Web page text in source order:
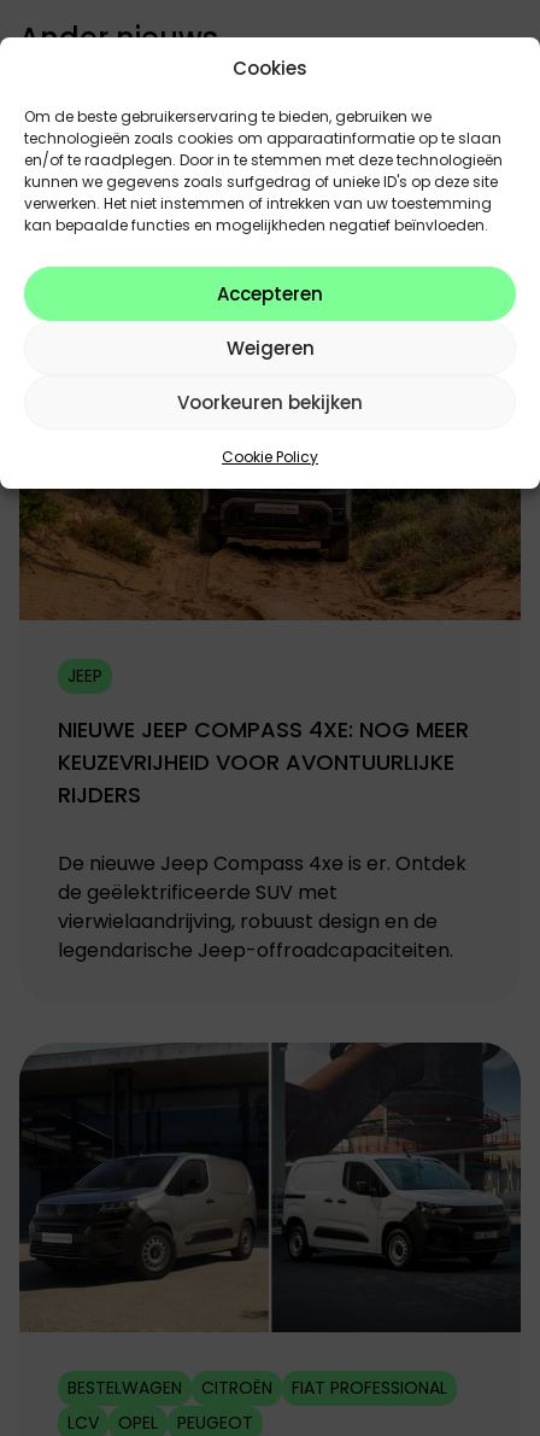
Cookies
Om de beste gebruikerservaring te bieden, gebruiken we
technologieën zoals cookies om apparaatinformatie op te slaan
en/of te raadplegen. Door in te stemmen met deze technologieën
kunnen we gegevens zoals surfgedrag of unieke ID's op deze site
verwerken. Het niet instemmen of intrekken van uw toestemming
kan bepaalde functies en mogelijkheden negatief beïnvloeden.
Accepteren
Weigeren
Voorkeuren bekijken
Cookie Policy
Ander nieuws
Ontdek wat er speelt in de wereld van auto’s! Van de
nieuwste elektrische modellen tot handige
onderhoudstips en innovaties in de auto-industrie.
Klik op een van onze aanbevolen artikelen hieronder
en blijf altijd geïnformeerd over de laatste trends en
ontwikkelingen.
MEER INFO
JEEP
NIEUWE JEEP COMPASS 4XE: NOG MEER
KEUZEVRIJHEID VOOR AVONTUURLIJKE
RIJDERS
De nieuwe Jeep Compass 4xe is er. Ontdek
de geëlektrificeerde SUV met
vierwielaandrijving, robuust design en de
legendarische Jeep-offroadcapaciteiten.
BESTELWAGEN CITROËN
FIAT PROFESSIONAL
LCV
OPEL PEUGEOT